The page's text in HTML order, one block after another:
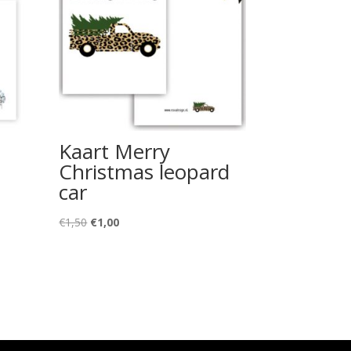
Kaart Merry
Christmas leopard
car
€1,50 Oorspronkelijke
€1,00Huidige